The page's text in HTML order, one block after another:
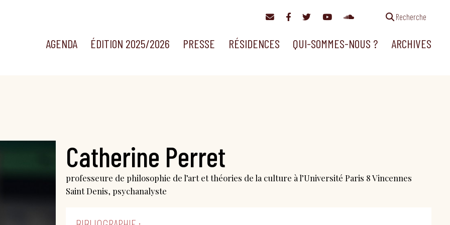
Recherche
AGENDA ÉDITION 2025/2026 PRESSE RÉSIDENCES QUI-SOMMES-NOUS ? ARCHIVES
Catherine Perret
professeure de philosophie de l’art et théories de la culture à l’Université Paris 8 Vincennes
Saint Denis, psychanalyste